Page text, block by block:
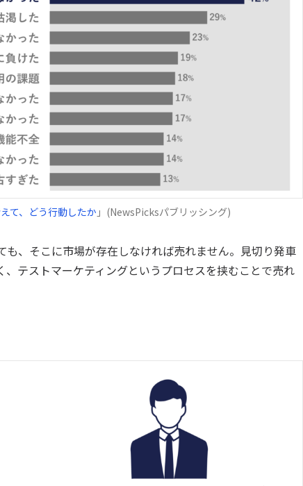
て、どう行動したか 」(NewsPicksパブリッシング)
も、そこに市場が存在しなければ売れません。見切り発車
テストマーケティングというプロセスを挟むことで売れ